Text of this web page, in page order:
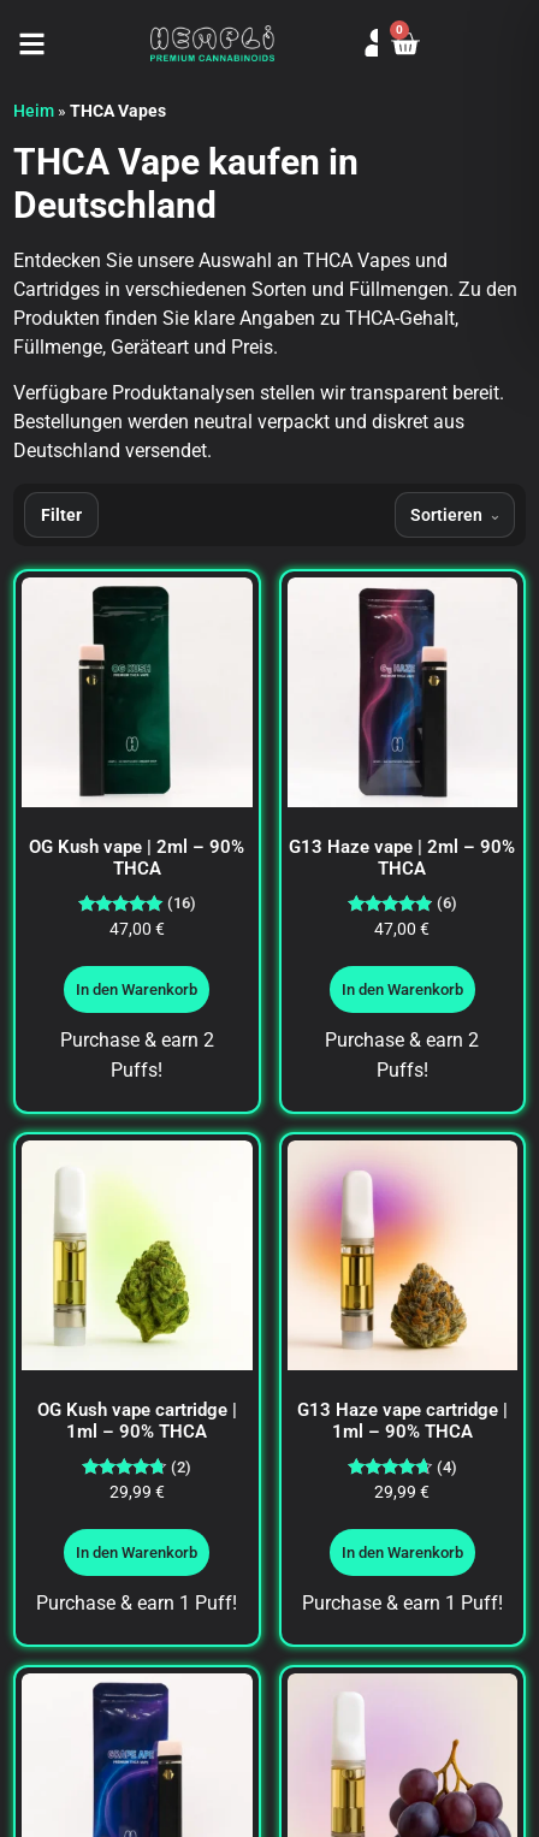
Seitenmenü öffnen
0
Heim »THCA Vapes
THCA Vape kaufen in
Deutschland
Entdecken Sie unsere Auswahl an THCA Vapes und
Cartridges in verschiedenen Sorten und Füllmengen. Zu den
Produkten finden Sie klare Angaben zu THCA-Gehalt,
Füllmenge, Geräteart und Preis.
Verfügbare Produktanalysen stellen wir transparent bereit.
Bestellungen werden neutral verpackt und diskret aus
Deutschland versendet.
Filter
OG Kush vape | 2ml – 90%
THCA
Bewertet
mit
(16)
47,00 €
In den Warenkorb
Purchase & earn 2
Puffs!
G13 Haze vape | 2ml – 90%
THCA
Bewertet
mit
(6)
47,00€
In den Warenkorb
Purchase & earn 2
Puffs!
OG Kush vape cartridge |
1ml – 90% THCA
Bewertet
mit
(2)
29,99 €
In den Warenkorb
Purchase & earn 1 Puff!
G13 Haze vape cartridge |
1ml – 90% THCA
Bewertet
mit
(4)
29,99€
In den Warenkorb
Purchase & earn 1 Puff!